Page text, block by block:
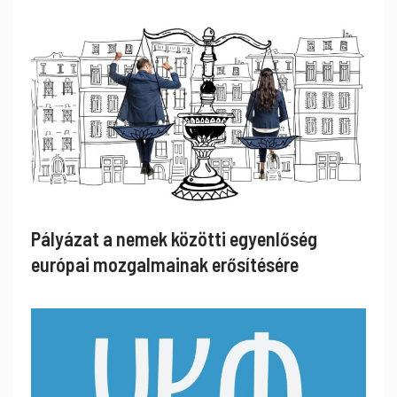
Pályázat a nemek közötti egyenlőség
európai mozgalmainak erősítésére